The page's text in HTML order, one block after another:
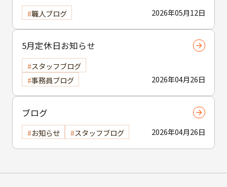
2026年05月12日
職人ブログ
5月定休日お知らせ
2026年04月26日
スタッフブログ
事務員ブログ
ブログ
2026年04月26日
お知らせ スタッフブログ